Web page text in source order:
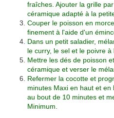
fraîches. Ajouter la grille
céramique adapté à la
Couper le poisson en
finement à l'aide d'un
Dans un petit saladier,
le curry, le sel et le poivre à
Mettre les dés de poisson
céramique et verser le
Refermer la cocotte et
minutes Maxi en haut et
au bout de 10 minutes et
Minimum.